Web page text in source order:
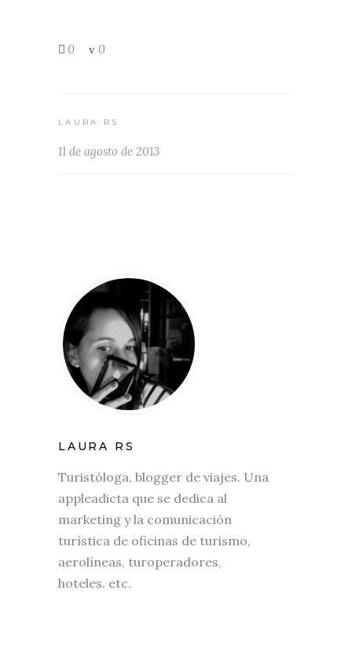
0 0
LAURA RS
11 de agosto de 2013
LAURA RS
Turistóloga, blogger de viajes. Una
appleadicta que se dedica al
marketing y la comunicación
turística de oficinas de turismo,
aerolíneas, turoperadores,
hoteles. etc.